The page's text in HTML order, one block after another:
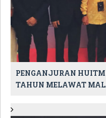
PENGANJURAN HUITM
TAHUN MELAWAT